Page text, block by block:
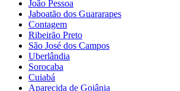
João Pessoa
Jaboatão dos Guararapes
Contagem
Ribeirão Preto
São José dos Campos
Uberlândia
Sorocaba
Cuiabá
Aparecida de Goiânia